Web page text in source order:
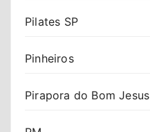
Pilates SP
Pinheiros
Pirapora do Bom Jesus